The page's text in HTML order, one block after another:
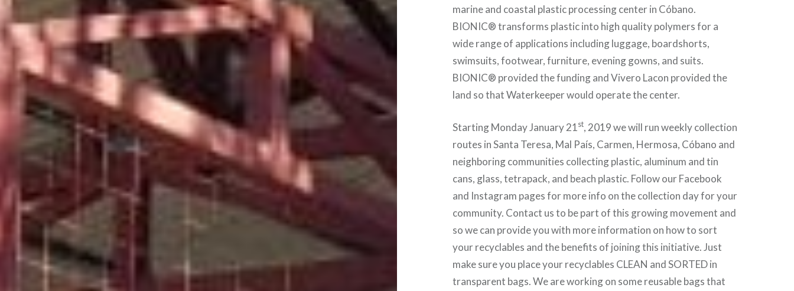
marine and coastal plastic processing center in Cóbano.
BIONIC® transforms plastic into high quality polymers for a
wide range of applications including luggage, boardshorts,
swimsuits, footwear, furniture, evening gowns, and suits.
BIONIC® provided the funding and Vivero Lacon provided the
land so that Waterkeeper would operate the center.
Starting Monday January 21st, 2019 we will run weekly collection
routes in Santa Teresa, Mal País, Carmen, Hermosa, Cóbano and
neighboring communities collecting plastic, aluminum and tin
cans, glass, tetrapack, and beach plastic. Follow our Facebook
and Instagram pages for more info on the collection day for your
community. Contact us to be part of this growing movement and
so we can provide you with more information on how to sort
your recyclables and the benefits of joining this initiative. Just
make sure you place your recyclables CLEAN and SORTED in
transparent bags. We are working on some reusable bags that